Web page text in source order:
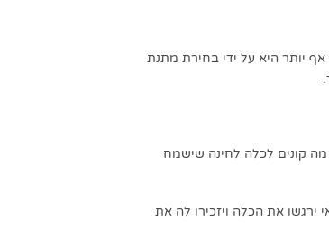
יותר היא על ידי בחירת מתנת
קונים לכלה לחינה שישמח
ירגשו את הכלה ויזכירו לה את